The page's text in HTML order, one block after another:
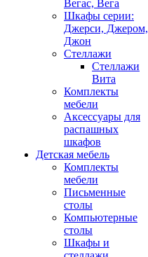
Вегас, Вега
Шкафы серии:
Джерси, Джером,
Джон
Стеллажи
Стеллажи
Вита
Комплекты
мебели
Аксессуары для
распашных
шкафов
Детская мебель
Комплекты
мебели
Письменные
столы
Компьютерные
столы
Шкафы и